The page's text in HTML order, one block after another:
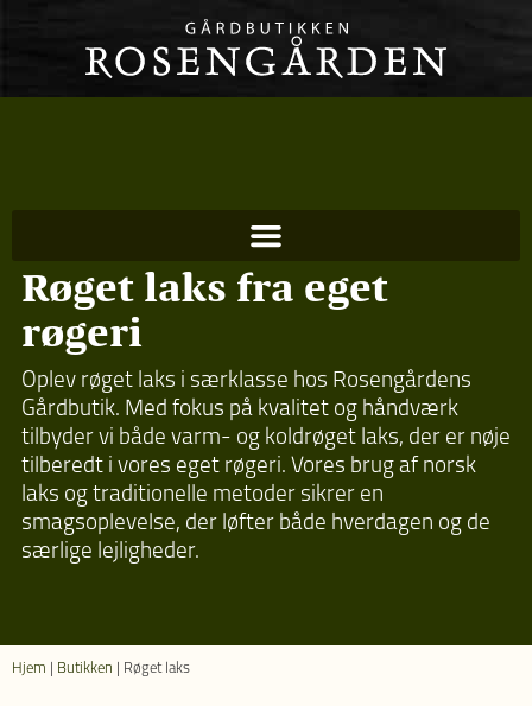
Smagen af tradition og kvalitet
Røget laks fra eget
røgeri
Oplev røget laks i særklasse hos Rosengårdens
Gårdbutik. Med fokus på kvalitet og håndværk
tilbyder vi både varm- og koldrøget laks, der er nøje
tilberedt i vores eget røgeri. Vores brug af norsk
laks og traditionelle metoder sikrer en
smagsoplevelse, der løfter både hverdagen og de
særlige lejligheder.
Hjem Butikken Røget laks